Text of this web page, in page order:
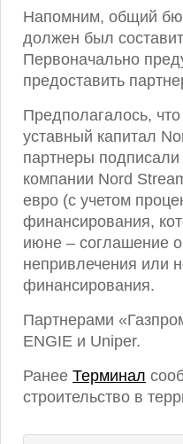
Напомним, общий
должен был
Первоначально
предоставить
Предполагалось,
уставный капитал
партнеры
компании Nord
евро (с учетом
финансирования,
июне – соглашение
непривлечения или
финансирования.
Партнерами
ENGIE и Uniper.
Ранее Терминал
строительство в